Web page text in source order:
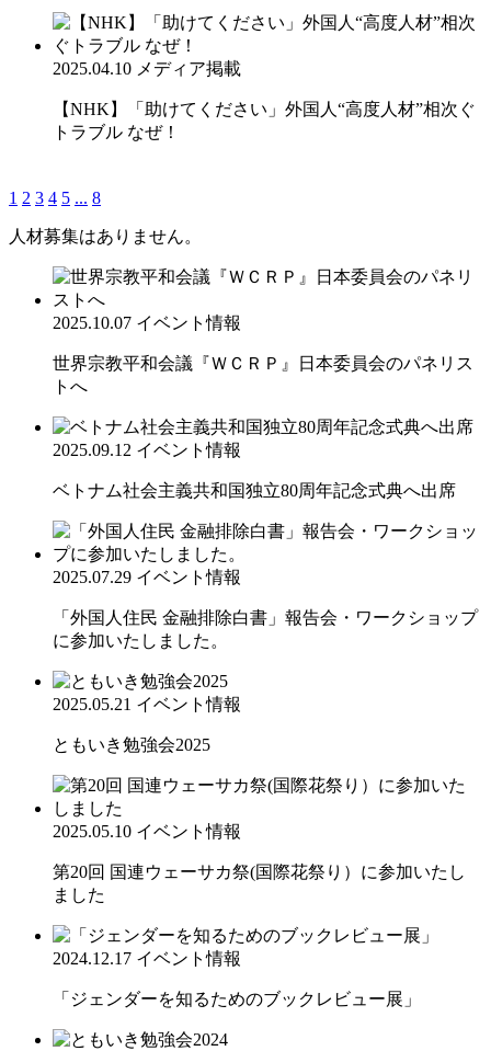
2025.04.10 メディア掲載
【NHK】「助けてください」外国人“高度人材”相次ぐ
トラブル なぜ！
1 2 3 4 5 ... 8
人材募集はありません。
2025.10.07 イベント情報
世界宗教平和会議『ＷＣＲＰ』日本委員会のパネリス
トへ
2025.09.12 イベント情報
ベトナム社会主義共和国独立80周年記念式典へ出席
2025.07.29 イベント情報
「外国人住民 金融排除白書」報告会・ワークショップ
に参加いたしました。
2025.05.21 イベント情報
ともいき勉強会2025
2025.05.10 イベント情報
第20回 国連ウェーサカ祭(国際花祭り）に参加いたし
ました
2024.12.17 イベント情報
「ジェンダーを知るためのブックレビュー展」